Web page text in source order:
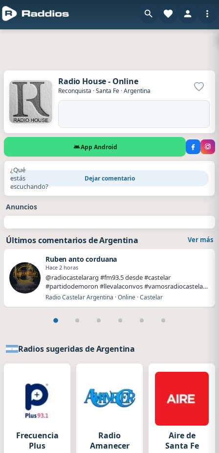
Radio House - Online
Reconquista ·Santa Fe ·Argentina
App Android
¿Qué
estás
escuchando?
Dejar comentario
Anuncios
Últimos comentarios de Argentina Ver más
Ruben anto corduana
Hace 2 horas
@radiocastelararg #fm93.5 desde #castelar
#partidodemoron #llevalaconvos #vamosradiocastelar
#lleval…
Radio Castelar Argentina · Online · Castelar
Radios sugeridas de Argentina
Frecuencia
Plus
Radio
Amanecer
Aire de
Santa Fe